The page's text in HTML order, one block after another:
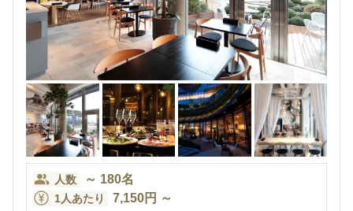
人数 ～ 180名
1人あたり 7,150円 ～